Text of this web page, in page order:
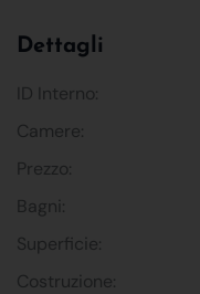
Dettagli
ID Interno:
Camere:
Prezzo:
Bagni:
Superficie:
Costruzione: